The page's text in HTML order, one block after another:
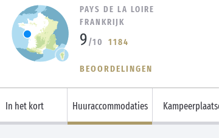
PAYS DE LA LOIRE
FRANKRIJK
9/10 1184
BEOORDELINGEN
In het kort Huuraccommodaties